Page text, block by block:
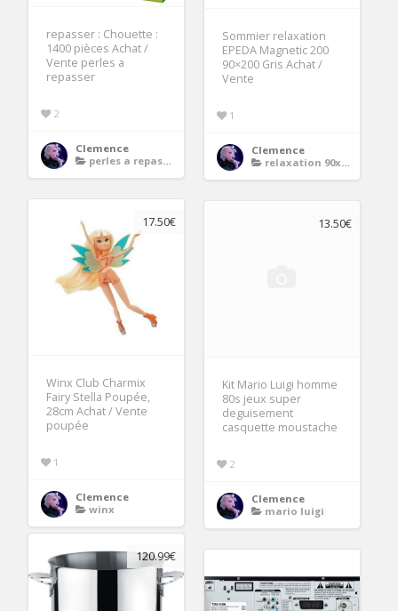
repasser : Chouette :
1400 pièces Achat /
Vente perles a
repasser
2
Clemence
perles a repasser
Sommier relaxation
EPEDA Magnetic 200
90×200 Gris Achat /
Vente
1
Clemence
relaxation 90x200
17.50€
Winx Club Charmix
Fairy Stella Poupée,
28cm Achat / Vente
poupée
1
Clemence
winx
13.50€
Kit Mario Luigi homme
80s jeux super
deguisement
casquette moustache
2
Clemence
mario luigi
120.99€